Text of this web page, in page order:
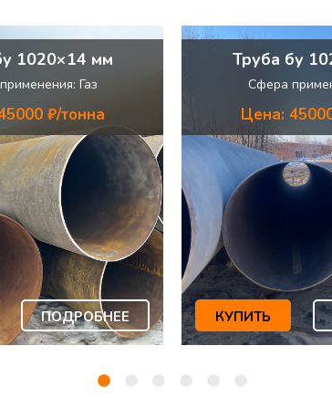
1020×14 мм
Газ
₽/тонна
ПОДРОБНЕЕ
Труба бу
Сфера
Цена:
КУПИТЬ